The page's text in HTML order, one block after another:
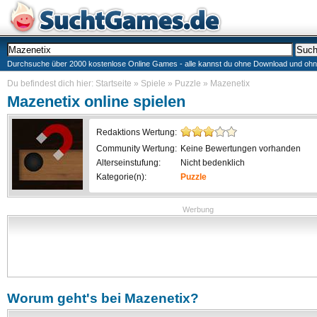
Durchsuche über 2000 kostenlose Online Games - alle kannst du ohne Download und
Du befindest dich hier: Startseite » Spiele » Puzzle » Mazenetix
Mazenetix online spielen
Redaktions Wertung:
Community Wertung: Keine Bewertungen vorhanden
Alterseinstufung:
Nicht bedenklich
Kategorie(n):
Puzzle
Werbung
Worum geht's bei Mazenetix?